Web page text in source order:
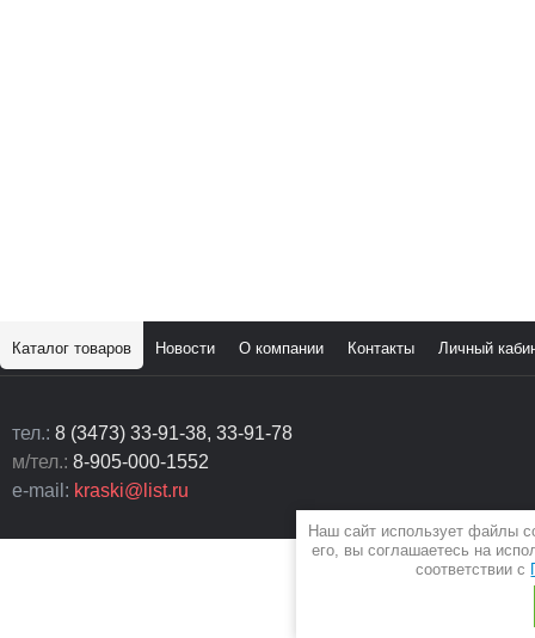
Наш сайт использует файлы
его, вы соглашаетесь на
соответствии с
Каталог товаров Новости О компании Контакты Личный
тел.: 8 (3473) 33-91-38, 33-91-78
м/тел.: 8-905-000-1552
e-mail: kraski@list.ru